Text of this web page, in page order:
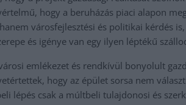
hogy a beruházás piaci alapon
városfejlesztési és politikai kérdés
és igénye van egy ilyen léptékű
emlékezet és rendkívül bonyolult
hogy az épület sorsa nem
lépés csak a múltbeli tulajdonosi és